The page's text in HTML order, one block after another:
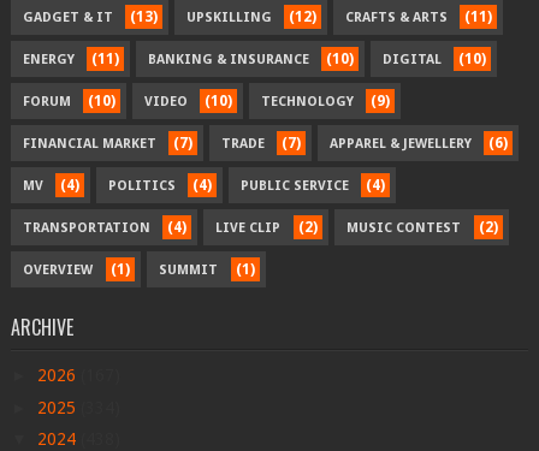
GADGET & IT (13) UPSKILLING (12) CRAFTS & ARTS (11)
ENERGY (11) BANKING & INSURANCE (10) DIGITAL (10)
FORUM (10) VIDEO (10) TECHNOLOGY (9)
FINANCIAL MARKET (7) TRADE (7) APPAREL & JEWELLERY (6)
MV (4) POLITICS (4) PUBLIC SERVICE (4)
TRANSPORTATION (4) LIVE CLIP (2) MUSIC CONTEST (2)
OVERVIEW (1) SUMMIT (1)
ARCHIVE
2026
2025
2024